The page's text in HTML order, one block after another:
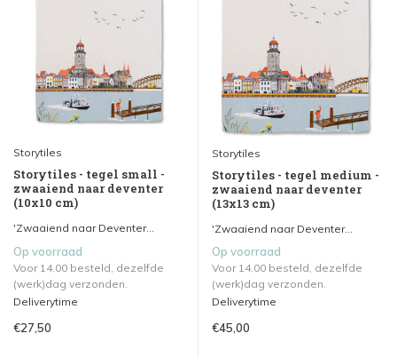
Storytiles
Storytiles - tegel small -
zwaaiend naar deventer
(10x10 cm)
'Zwaaiend naar Deventer...
Op voorraad
Voor 14.00 besteld, dezelfde
(werk)dag verzonden.
Deliverytime
€27,50
Storytiles
Storytiles - tegel medium -
zwaaiend naar deventer
(13x13 cm)
'Zwaaiend naar Deventer...
Op voorraad
Voor 14.00 besteld, dezelfde
(werk)dag verzonden.
Deliverytime
€45,00